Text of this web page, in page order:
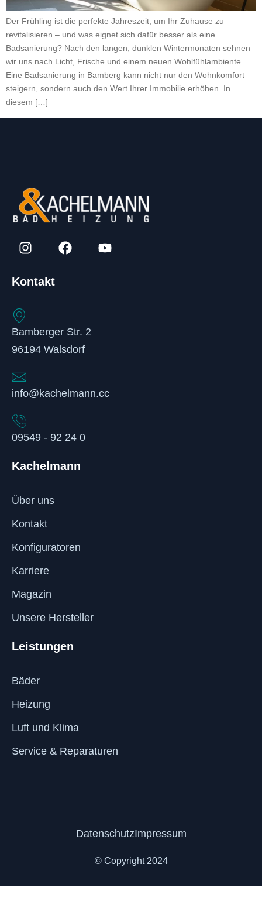
Der Frühling ist die perfekte Jahreszeit, um Ihr Zuhause zu
revitalisieren – und was eignet sich dafür besser als eine
Badsanierung? Nach den langen, dunklen Wintermonaten sehnen
wir uns nach Licht, Frische und einem neuen Wohlfühlambiente.
Eine Badsanierung in Bamberg kann nicht nur den Wohnkomfort
steigern, sondern auch den Wert Ihrer Immobilie erhöhen. In
diesem […]
Kontakt
Bamberger Str. 2
96194 Walsdorf
info@kachelmann.cc
09549 - 92 24 0
Kachelmann
Über uns
Kontakt
Konfiguratoren
Karriere
Magazin
Unsere Hersteller
Leistungen
Bäder
Heizung
Luft und Klima
Service & Reparaturen
DatenschutzImpressum
© Copyright 2024